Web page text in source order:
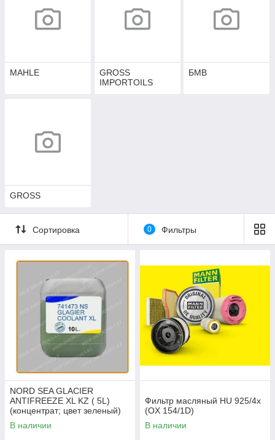
MAHLE
GROSS
IMPORTOILS
БМВ
GROSS
Сортировка 0 Фильтры
NORD SEA GLACIER
ANTIFREEZE XL KZ ( 5L)
(концентрат; цвет зеленый)
В наличии
Фильтр масляный HU 925/4x
(OX 154/1D)
В наличии